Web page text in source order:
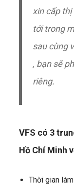
xin cấp
tới trong
sau cùng
, bạn sẽ
riêng.
VFS có 3
Hồ Chí Minh
Thời gian